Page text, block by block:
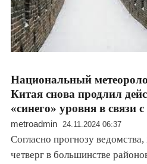
Национальный
Китая снова продлил
«синего» уровня в связи
metroadmin 24.11.2024 06:37
Согласно прогнозу
четверг в большинстве